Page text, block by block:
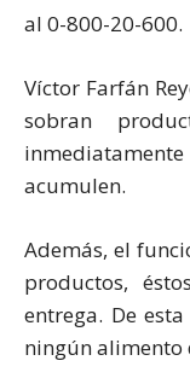
al 0-800-20-600.
Víctor Farfán
sobran
acumulen.
Además, el
productos,
entrega. De
ningún alimento